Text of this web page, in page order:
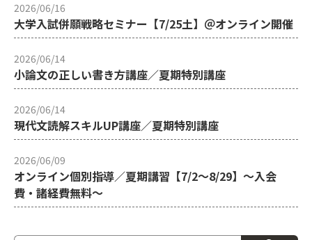
2026/06/16
大学入試併願戦略セミナー【7/25土】＠オンライン開催
2026/06/14
小論文の正しい書き方講座／夏期特別講座
2026/06/14
現代文読解スキルUP講座／夏期特別講座
2026/06/09
オンライン個別指導／夏期講習【7/2～8/29】～入会
費・諸経費無料～